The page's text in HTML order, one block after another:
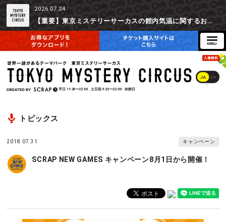
2026.07.24
【重要】東京ミステリーサーカスの館内気温に関するお詫びとご参加辞退時の返金対応について
JA EN
平日 11:30〜22:00 土日祝 9:20〜22:00 休館日
トピックス
2018.07.31 キャンペーン
SCRAP NEW GAMES キャンペーン8月1日から開催！